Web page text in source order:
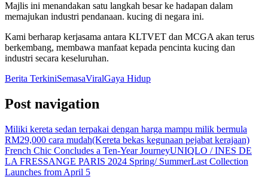
Majlis ini menandakan satu langkah besar ke hadapan dalam
memajukan industri pendanaan. kucing di negara ini.
Kami berharap kerjasama antara KLTVET dan MCGA akan terus
berkembang, membawa manfaat kepada pencinta kucing dan
industri secara keseluruhan.
Berita TerkiniSemasaViralGaya Hidup
Post navigation
Miliki kereta sedan terpakai dengan harga mampu milik bermula
RM29,000 cara mudah(Kereta bekas kegunaan pejabat kerajaan)
French Chic Concludes a Ten-Year JourneyUNIQLO / INES DE
LA FRESSANGE PARIS 2024 Spring/ SummerLast Collection
Launches from April 5